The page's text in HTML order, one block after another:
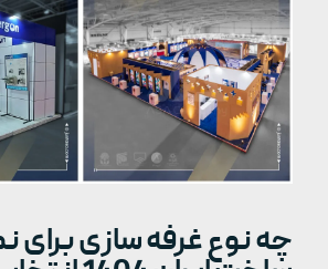
چه نوع غرفه سازی برای